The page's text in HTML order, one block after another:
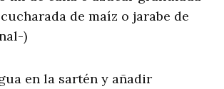
de maíz o jarabe de
)
en la sartén y añadir